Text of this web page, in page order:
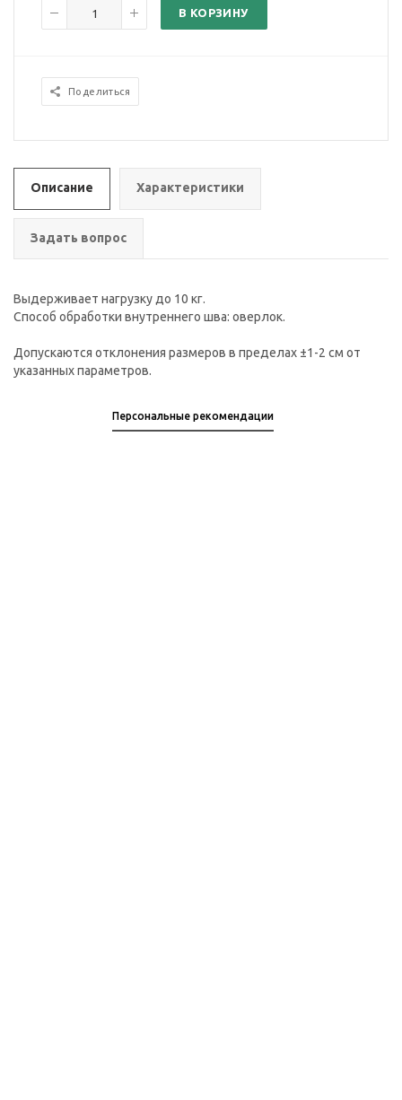
В КОРЗИНУ
Поделиться
Описание Характеристики
Задать вопрос
Выдерживает нагрузку до 10 кг.
Способ обработки внутреннего шва: оверлок.
Допускаются отклонения размеров в пределах ±1-2 см от
указанных параметров.
Персональные рекомендации